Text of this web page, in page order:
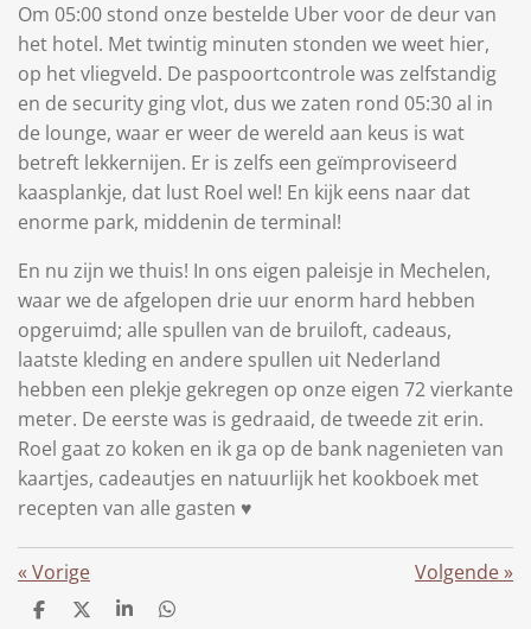
Om 05:00 stond onze bestelde Uber voor de deur van
het hotel. Met twintig minuten stonden we weet hier,
op het vliegveld. De paspoortcontrole was zelfstandig
en de security ging vlot, dus we zaten rond 05:30 al in
de lounge, waar er weer de wereld aan keus is wat
betreft lekkernijen. Er is zelfs een geïmproviseerd
kaasplankje, dat lust Roel wel! En kijk eens naar dat
enorme park, middenin de terminal!
En nu zijn we thuis! In ons eigen paleisje in Mechelen,
waar we de afgelopen drie uur enorm hard hebben
opgeruimd; alle spullen van de bruiloft, cadeaus,
laatste kleding en andere spullen uit Nederland
hebben een plekje gekregen op onze eigen 72 vierkante
meter. De eerste was is gedraaid, de tweede zit erin.
Roel gaat zo koken en ik ga op de bank nagenieten van
kaartjes, cadeautjes en natuurlijk het kookboek met
recepten van alle gasten ♥️
« Vorige Volgende»
D
D
S
D